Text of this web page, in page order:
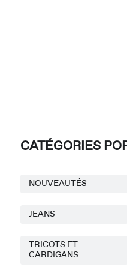
CATÉGORIES
NOUVEAUTÉS
JEANS
TRICOTS ET
CARDIGANS